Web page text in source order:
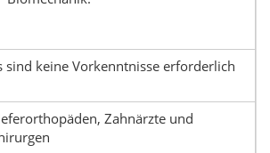
sind keine Vorkenntnisse erforderlich
Zahnärzte und